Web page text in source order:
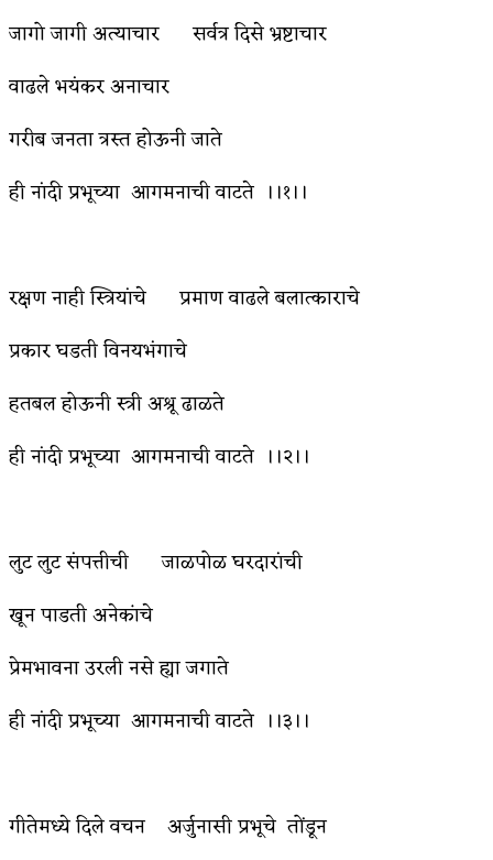
काळजाचे प्रेत
चमकदार चांदी
आदिवासींचा डॉक्टर, समाजसेवेचा ध्यास : डॉ. राहुल
‘अर्थ’पूर्ण हास्य
अष्टपैलू : खंडू रांगणेकर
बुडीच खटलं – संयुक्त कुटुंब का गरजेचं?
जागो जागी अत्याचार सर्वत्र दिसे भ्रष्टाचार
वाढले भयंकर अनाचार
गरीब जनता त्रस्त होऊनी जाते
ही नांदी प्रभूच्या आगमनाची वाटते ।।१।।
रक्षण नाही स्त्रियांचे प्रमाण वाढले बलात्काराचे
प्रकार घडती विनयभंगाचे
हतबल होऊनी स्त्री अश्रू ढाळते
ही नांदी प्रभूच्या आगमनाची वाटते ।।२।।
लुट लुट संपत्तीची जाळपोळ घरदारांची
खून पाडती अनेकांचे
प्रेमभावना उरली नसे ह्या जगाते
ही नांदी प्रभूच्या आगमनाची वाटते ।।३।।
गीतेमध्ये दिले वचन अर्जुनासी प्रभूचे तोंडून